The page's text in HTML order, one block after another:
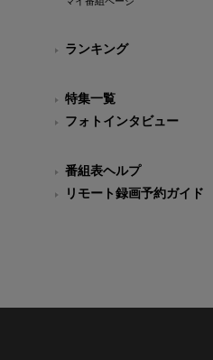
ランキング
特集一覧
フォトインタビュー
番組表ヘルプ
リモート録画予約ガイド